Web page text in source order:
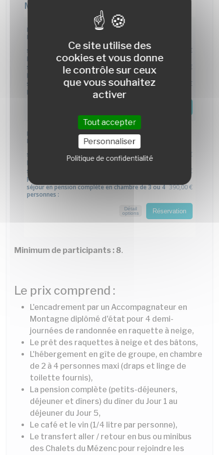
Minimum de participants : 8.
Le prix comprend :
L'encadrement par un Accompagnateur en
Montagne diplômé d'état pour 4 demi-
journées de randonnée en raquette à neige,
Le prêt des raquettes à neige et des bâtons,
L'hébergement en gîte de groupe, en chambre
de 2 à 4 personnes maxi (draps et linge de
toilette fournis),
La pension complète (petits-déjeuners,
déjeuner et dîners) du dîner du Jour 1 au
déjeuner du Jour 5,
Le café et le vin (1/4 litre par personne),
Le transfert aller / retour en bus ou minibus
des Chalets du Mézenc pour rejoindre les
Ce site utilise des
cookies et vous donne
le contrôle sur ceux
que vous souhaitez
activer
Tout accepter
Personnaliser
Politique de confidentialité